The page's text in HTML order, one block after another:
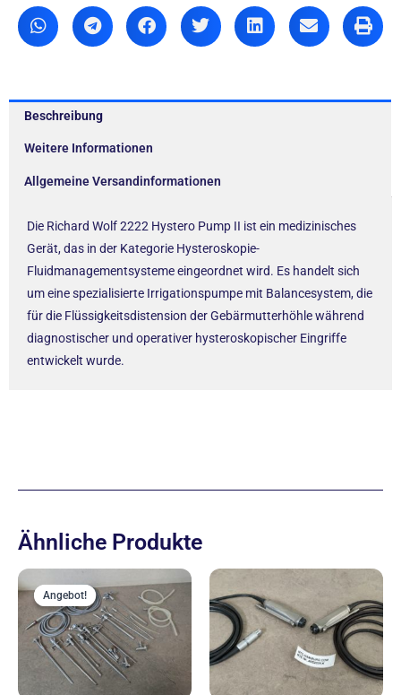
Beschreibung
Weitere Informationen
Allgemeine Versandinformationen
Die Richard Wolf 2222 Hystero Pump II ist ein medizinisches
Gerät, das in der Kategorie Hysteroskopie-
Fluidmanagementsysteme eingeordnet wird. Es handelt sich
um eine spezialisierte Irrigationspumpe mit Balancesystem, die
für die Flüssigkeitsdistension der Gebärmutterhöhle während
diagnostischer und operativer hysteroskopischer Eingriffe
entwickelt wurde.
Ähnliche Produkte
Angebot!
Angebot!
Ursprünglicher
Preis
war:
2.222,00 €
Aktueller
Preis
1.999,00 €.